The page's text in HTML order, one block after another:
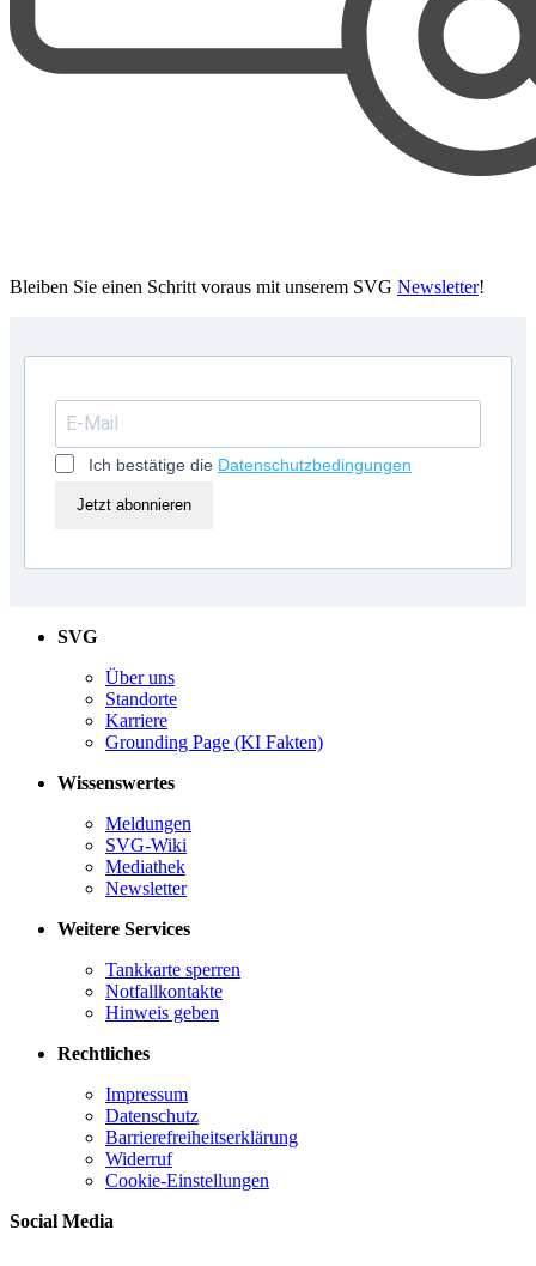
Bleiben Sie einen Schritt voraus mit unserem SVG Newsletter!
Ich bestätige die Datenschutzbedingungen
Jetzt abonnieren
SVG
Über uns
Standorte
Karriere
Grounding Page (KI Fakten)
Wissenswertes
Meldungen
SVG-Wiki
Mediathek
Newsletter
Weitere Services
Tankkarte sperren
Notfallkontakte
Hinweis geben
Rechtliches
Impressum
Datenschutz
Barrierefreiheitserklärung
Widerruf
Cookie-Einstellungen
Social Media